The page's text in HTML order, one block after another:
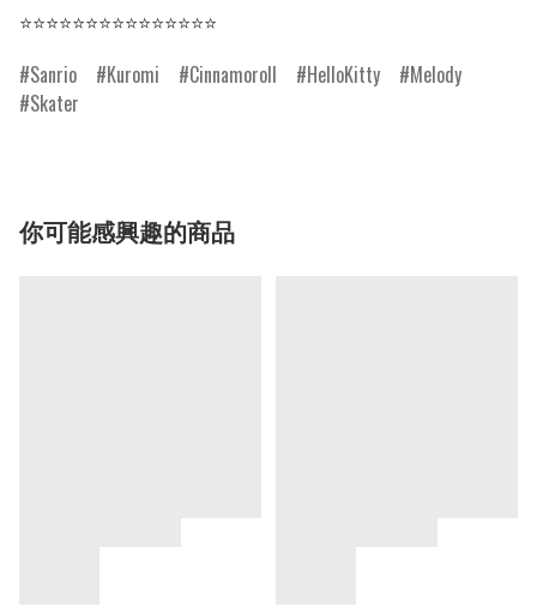
⭐⭐⭐⭐⭐⭐⭐⭐⭐⭐⭐⭐⭐⭐⭐
Sanrio
Kuromi Cinnamoroll HelloKitty
Melody
Skater
你可能感興趣的商品